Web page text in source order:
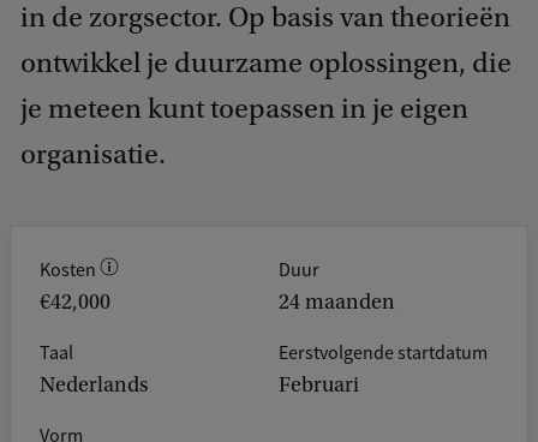
in de zorgsector. Op basis van theorieën
ontwikkel je duurzame oplossingen, die
je meteen kunt toepassen in je eigen
organisatie.
Kosten
€42,000
Duur
24 maanden
Taal
Nederlands
Eerstvolgende startdatum
Februari
Vorm